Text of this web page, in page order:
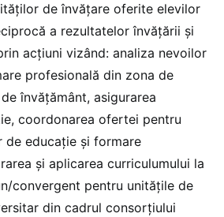
de învățare oferite elevilor
a rezultatelor învățării și
acțiuni vizând: analiza nevoilor
profesională din zona de
învățământ, asigurarea
coordonarea ofertei pentru
de educație și formare
și aplicarea curriculumului la
convergent pentru unitățile de
din cadrul consorțiului